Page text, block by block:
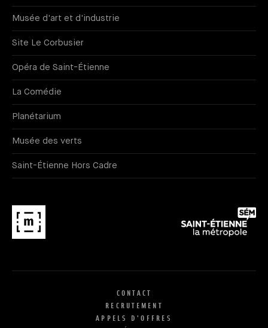
Musée d'art et d'industrie
Site Le Corbusier
Opéra de Saint-Étienne
La Comédie
Planétarium
Musée des verts
Saint-Étienne Hors Cadre
CONTACT
RECRUTEMENT
APPELS D'OFFRES